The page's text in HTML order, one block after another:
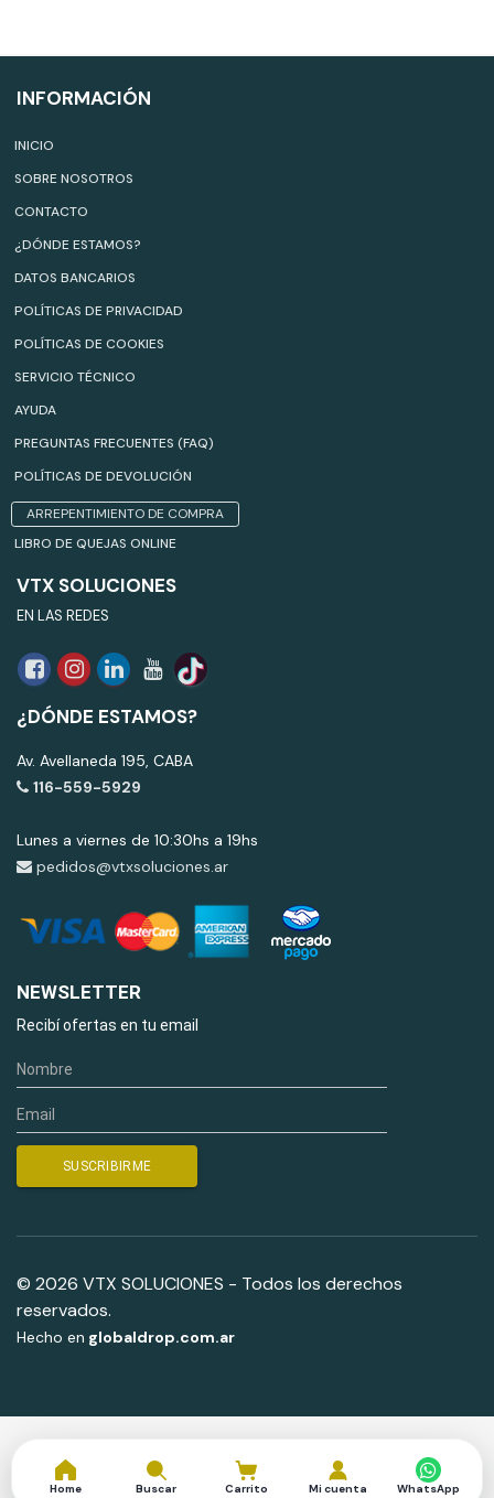
INFORMACIÓN
INICIO
SOBRE NOSOTROS
CONTACTO
¿DÓNDE ESTAMOS?
DATOS BANCARIOS
POLÍTICAS DE PRIVACIDAD
POLÍTICAS DE COOKIES
SERVICIO TÉCNICO
AYUDA
PREGUNTAS FRECUENTES (FAQ)
POLÍTICAS DE DEVOLUCIÓN
ARREPENTIMIENTO DE COMPRA
LIBRO DE QUEJAS ONLINE
VTX SOLUCIONES
EN LAS REDES
¿DÓNDE ESTAMOS?
Av. Avellaneda 195, CABA
116-559-5929
Lunes a viernes de 10:30hs a 19hs
pedidos@vtxsoluciones.ar
NEWSLETTER
Recibí ofertas en tu email
© 2026 VTX SOLUCIONES - Todos los derechos
reservados.
Hecho en globaldrop.com.ar
Home Buscar Carrito Mi cuenta